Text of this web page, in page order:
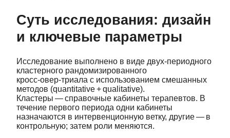
Суть исследования: дизайн
и ключевые параметры
Исследование выполнено в виде двух‑периодного
кластерного рандомизированного
кросс‑овер‑триала с использованием смешанных
методов (quantitative + qualitative).
Кластеры — справочные кабинеты терапевтов. В
течение первого периода одни кабинеты
назначаются в интервенционную ветку, другие — в
контрольную; затем роли меняются.